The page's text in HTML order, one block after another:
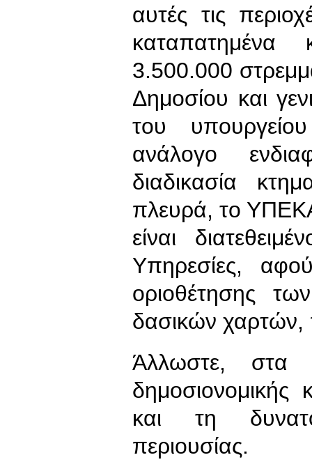
αυτές τις
καταπατημένα
3.500.000
Δημοσίου και
του
ανάλογο
διαδικασία
πλευρά, το
είναι
Υπηρεσίες,
οριοθέτησης
δασικών χαρτών,
Άλλωστε, στα
και τη
περιουσίας.